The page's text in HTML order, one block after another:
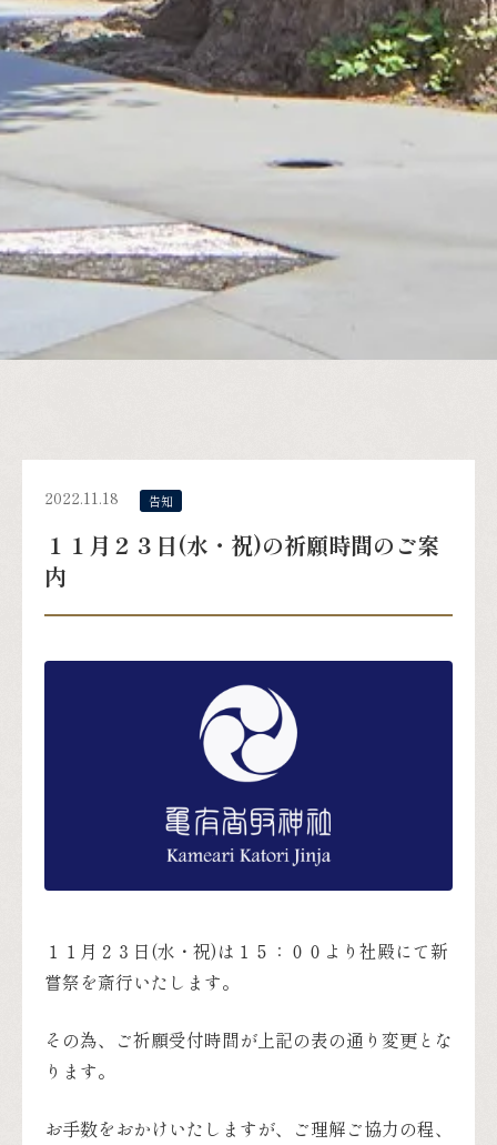
2022.11.18 告知
１１月２３日(水・祝)の祈願時間のご案
内
１１月２３日(水・祝)は１５：００より社殿にて新
嘗祭を斎行いたします。
その為、ご祈願受付時間が上記の表の通り変更とな
ります。
お手数をおかけいたしますが、ご理解ご協力の程、